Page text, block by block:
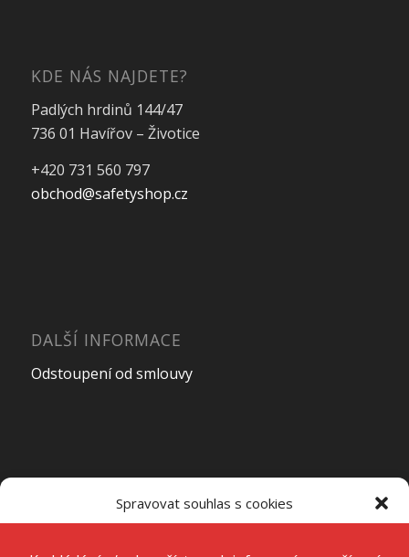
Spravovat souhlas s cookies
KDE NÁS NAJDETE?
Padlých hrdinů 144/47
736 01 Havířov – Životice
+420 731 560 797
obchod@safetyshop.cz
DALŠÍ INFORMACE
Odstoupení od smlouvy
Pondělí – Pátek7:00 – 15:00